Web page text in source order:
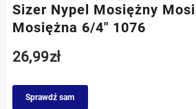
Sizer Nypel Mosiężny
Mosiężna 6/4″ 1076
26,99zł
Sprawdź sam